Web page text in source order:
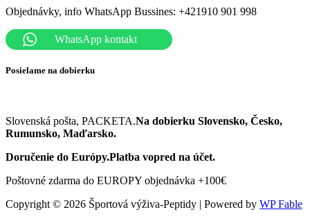
Objednávky, info WhatsApp Bussines: +421910 901 998
WhatsApp kontakt
Posielame na dobierku
Slovenská pošta, PACKETA.Na dobierku Slovensko, Česko,
Rumunsko, Maďarsko.
Doručenie do Európy.Platba vopred na účet.
Poštovné zdarma do EUROPY objednávka +100€
Copyright © 2026 Športová výživa-Peptidy | Powered by WP Fable